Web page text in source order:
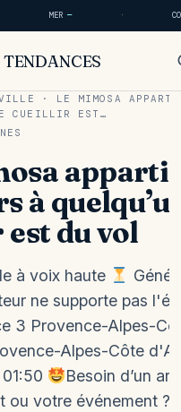
MER— ·
TENDANCES
· LE MIMOSA
CUEILLIR EST…
à
du vol
à voix haute
ne supporte pas
3 Provence-Alpes-
Alpes-Côte
Besoin d’un
ou votre événement ?